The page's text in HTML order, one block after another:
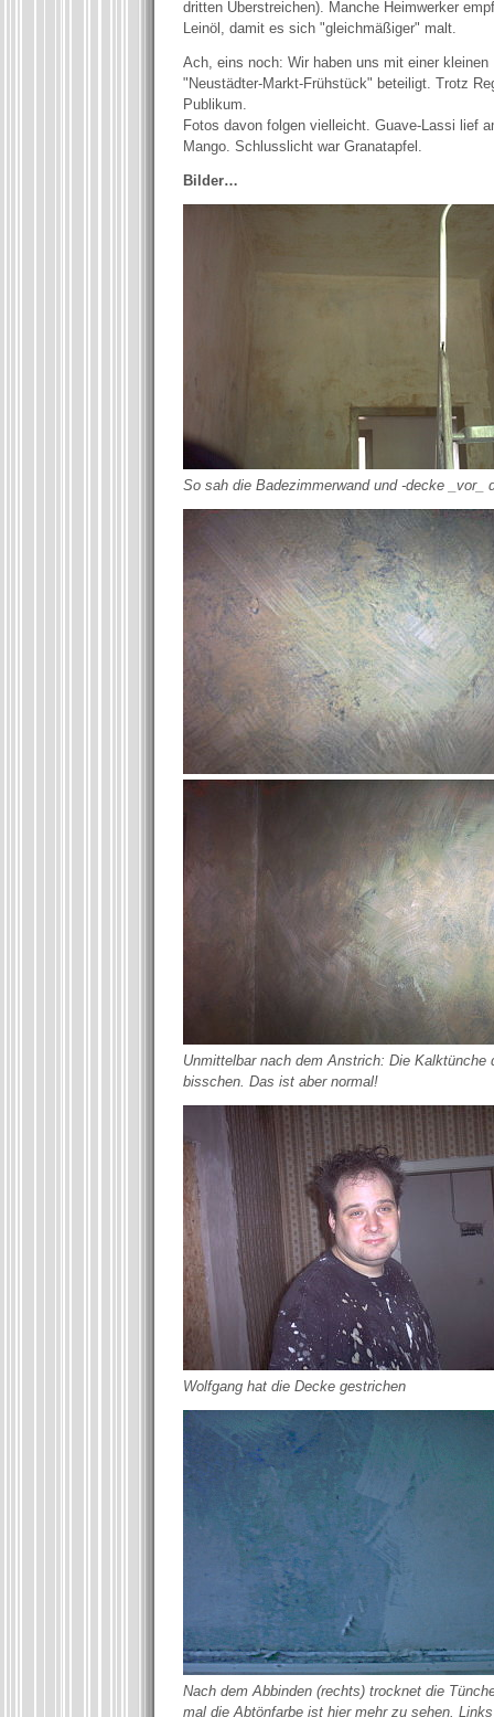
dritten Überstreichen). Manche Heimwerker
Leinöl, damit es sich "gleichmäßiger" malt.
Ach, eins noch: Wir haben uns mit einer kleinen
"Neustädter-Markt-Frühstück" beteiligt. Trotz
Publikum.
Fotos davon folgen vielleicht. Guave-Lassi lief
Mango. Schlusslicht war Granatapfel.
Bilder…
So sah die Badezimmerwand und -decke _vor_
Unmittelbar nach dem Anstrich: Die Kalktünche
bisschen. Das ist aber normal!
Wolfgang hat die Decke gestrichen
Nach dem Abbinden (rechts) trocknet die
mal die Abtönfarbe ist hier mehr zu sehen.